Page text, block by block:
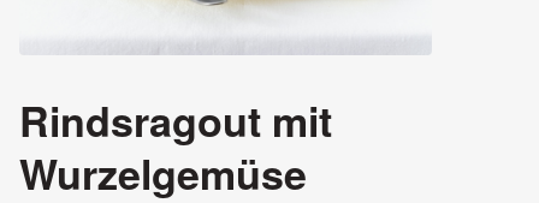
Rindsragout mit
Wurzelgemüse